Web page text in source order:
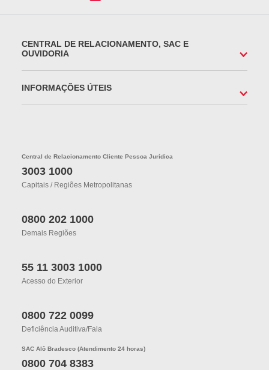
CENTRAL DE RELACIONAMENTO, SAC E
OUVIDORIA
INFORMAÇÕES ÚTEIS
Central de Relacionamento Cliente Pessoa Jurídica
3003 1000
Capitais / Regiões Metropolitanas
0800 202 1000
Demais Regiões
55 11 3003 1000
Acesso do Exterior
0800 722 0099
Deficiência Auditiva/fala
SAC Alô Bradesco (Atendimento 24 horas)
0800 704 8383